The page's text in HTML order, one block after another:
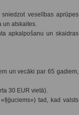
veselības aprūpes
un atskaites.
apkalpošanu un skaidras
un vecāki par 65 gadiem,
30 EUR vietā).
tad, kad valsts